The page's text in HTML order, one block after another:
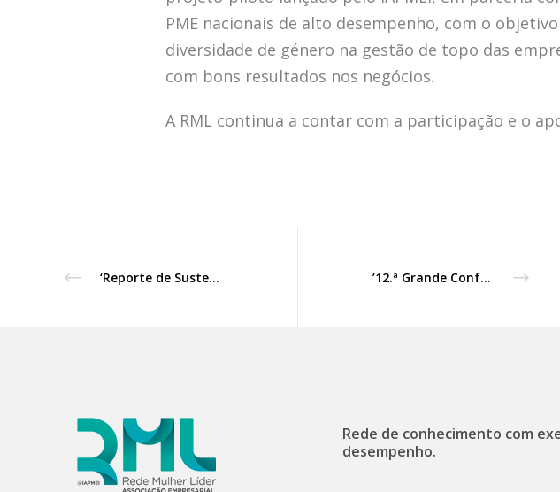
PME nacionais de alto desempenho, com o
diversidade de género na gestão de topo das
com bons resultados nos negócios.
A RML continua a contar com a participação e o
‘Reporte de Sustentabilidade’, Sessão web, com a parceria da SIBS. ’12.ª Grande Conferência Liderança Feminina’, com a Executiva, em Lisboa.
Rede de conhecimento com
desempenho.